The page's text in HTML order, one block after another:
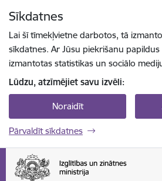
Sīkdatnes
Lai šī tīmekļvietne darbotos, tā
sīkdatnes. Ar Jūsu piekrišanu
izmantotas statistikas un sociālo
Lūdzu, atzīmējiet savu izvēli:
Noraidīt
Pārvaldīt sīkdatnes